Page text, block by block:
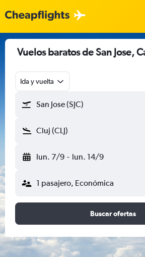
Vuelos baratos de San Jose,
Ida y vuelta
San Jose (SJC)
Cluj (CLJ)
lun. 7/9 - lun. 14/9
1 pasajero, Económica
Buscar ofertas